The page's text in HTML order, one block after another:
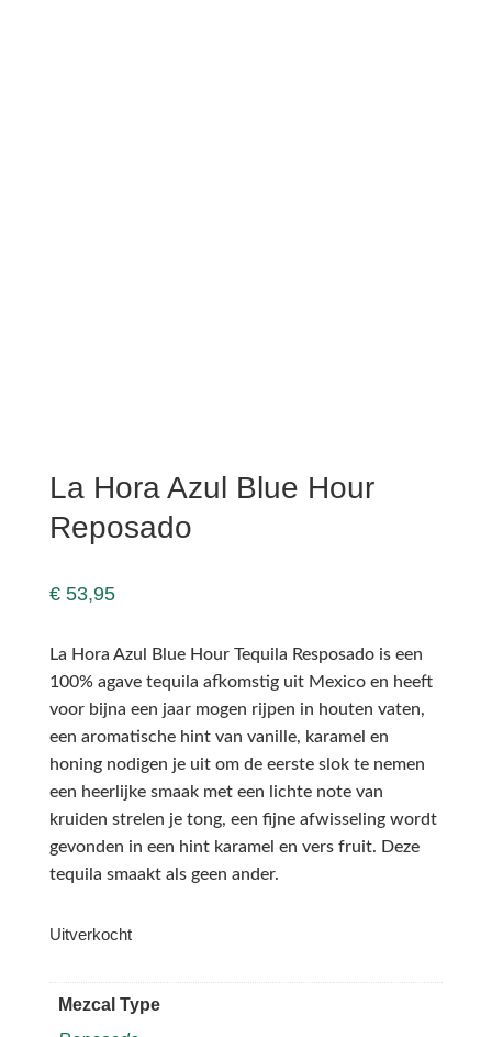
La Hora Azul Blue Hour
Reposado
€53,95
La Hora Azul Blue Hour Tequila Resposado is een
100% agave tequila afkomstig uit Mexico en heeft
voor bijna een jaar mogen rijpen in houten vaten,
een aromatische hint van vanille, karamel en
honing nodigen je uit om de eerste slok te nemen
een heerlijke smaak met een lichte note van
kruiden strelen je tong, een fijne afwisseling wordt
gevonden in een hint karamel en vers fruit. Deze
tequila smaakt als geen ander.
Uitverkocht
Mezcal Type